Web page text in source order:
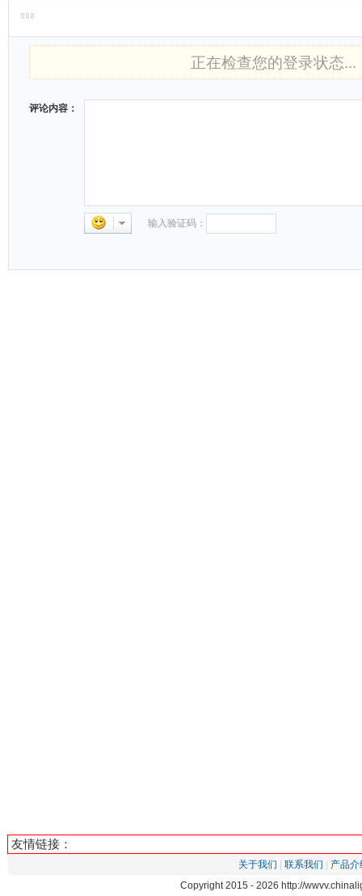
正在检查您的登录状态...
评论内容：
输入验证码：
友情链接：
关于我们 联系我们
产品介
Copyright 2015 - 2026 http://